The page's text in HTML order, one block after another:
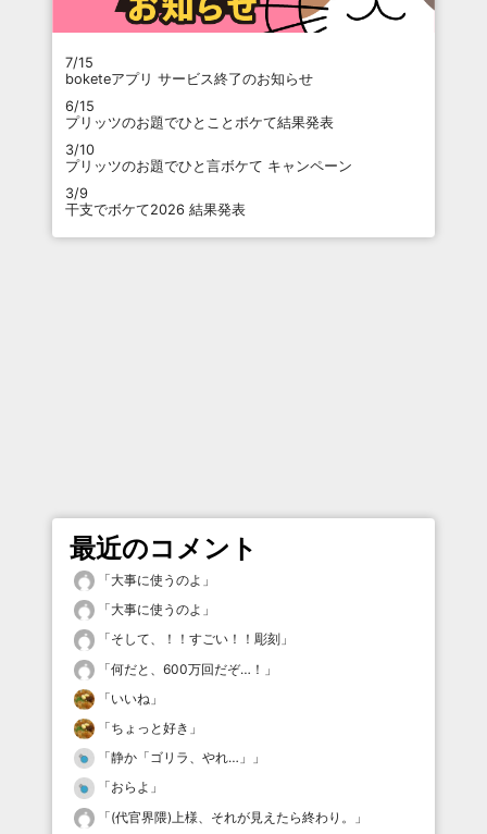
7/15
boketeアプリ サービス終了のお知らせ
6/15
プリッツのお題でひとことボケて結果発表
3/10
プリッツのお題でひと言ボケて キャンペーン
3/9
干支でボケて2026 結果発表
最近のコメント
「大事に使うのよ 」
「大事に使うのよ 」
「そして、！！すごい！！彫刻 」
「何だと、600万回だぞ…！ 」
「いいね 」
「ちょっと好き 」
「静か「ゴリラ、やれ…」
」
「おらよ 」
「(代官界隈)上様、それが見えたら終わり。
」